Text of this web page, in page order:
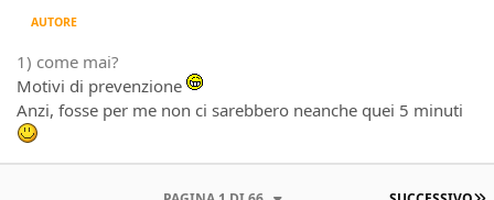
AUTORE
1) come mai?
Motivi di prevenzione
Anzi, fosse per me non ci sarebbero neanche quei 5 minuti